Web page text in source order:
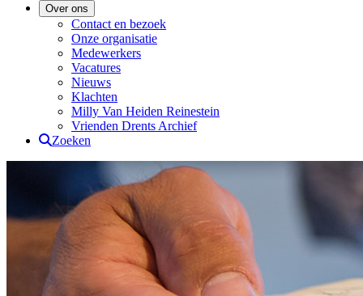
Over ons
Contact en bezoek
Onze organisatie
Medewerkers
Vacatures
Nieuws
Klachten
Milly Van Heiden Reinestein
Vrienden Drents Archief
Zoeken
Drents Archief